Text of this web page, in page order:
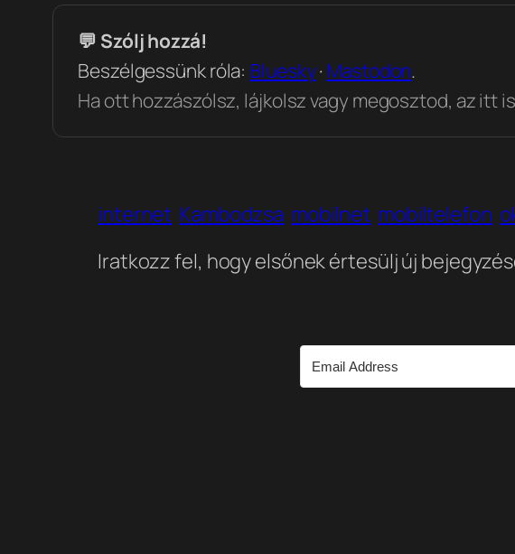
💬 Szólj hozzá!
Beszélgessünk róla: Bluesky·Mastodon.
Ha ott hozzászólsz, lájkolsz vagy megosztod, az itt
internet Kambodzsa mobilnet mobiltelefon
Iratkozz fel, hogy elsőnek értesülj új